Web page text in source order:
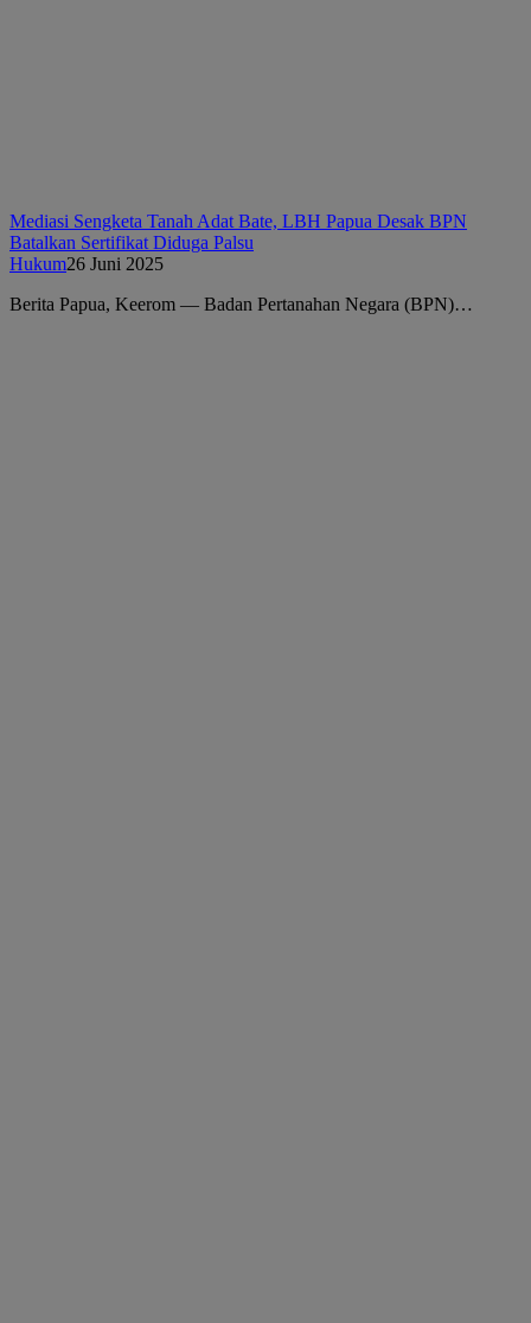
Mediasi Sengketa Tanah Adat Bate, LBH Papua Desak BPN
Batalkan Sertifikat Diduga Palsu
Hukum26 Juni 2025
Berita Papua, Keerom — Badan Pertanahan Negara (BPN)…